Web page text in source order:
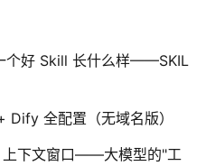
个好 Skill 长什么样——SKIL
全配置（无域名版）
上下文窗口——大模型的"工